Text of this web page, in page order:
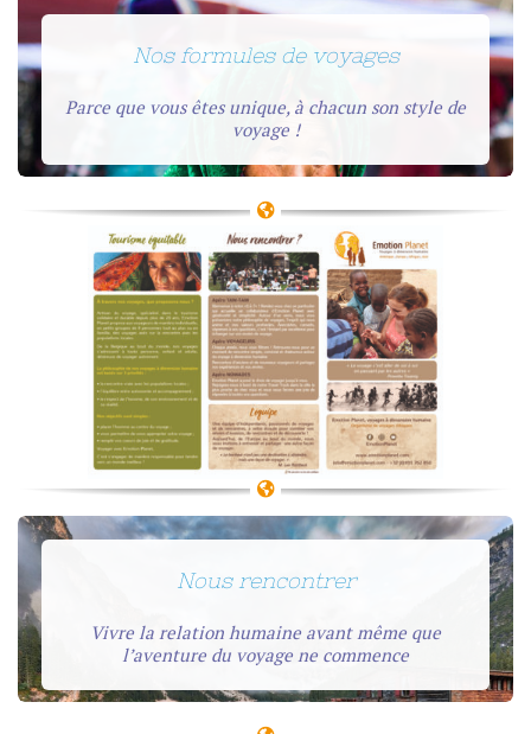
Nos formules de voyages
Parce que vous êtes unique, à chacun son style de
voyage !
Nous rencontrer
Vivre la relation humaine avant même que
l’aventure du voyage ne commence